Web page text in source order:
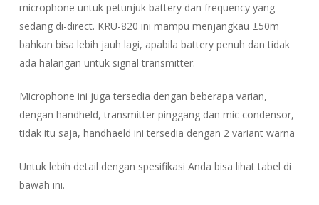
microphone untuk petunjuk battery dan frequency yang
sedang di-direct. KRU-820 ini mampu menjangkau ±50m
bahkan bisa lebih jauh lagi, apabila battery penuh dan tidak
ada halangan untuk signal transmitter.
Microphone ini juga tersedia dengan beberapa varian,
dengan handheld, transmitter pinggang dan mic condensor,
tidak itu saja, handhaeld ini tersedia dengan 2 variant warna
Untuk lebih detail dengan spesifikasi Anda bisa lihat tabel di
bawah ini.